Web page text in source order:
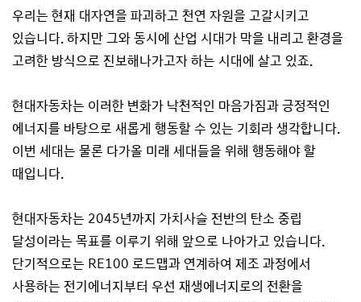
우리는 현재 대자연을 파괴하고 천연 자원을 고갈시키고
있습니다. 하지만 그와 동시에 산업 시대가 막을 내리고 환경을
고려한 방식으로 진보해나가고자 하는 시대에 살고 있죠.
현대자동차는 이러한 변화가 낙천적인 마음가짐과 긍정적인
에너지를 바탕으로 새롭게 행동할 수 있는 기회라 생각합니다.
이번 세대는 물론 다가올 미래 세대들을 위해 행동해야 할
때입니다.
현대자동차는 2045년까지 가치사슬 전반의 탄소 중립
달성이라는 목표를 이루기 위해 앞으로 나아가고 있습니다.
단기적으로는 RE100 로드맵과 연계하여 제조 과정에서
사용하는 전기에너지부터 우선 재생에너지로의 전환을